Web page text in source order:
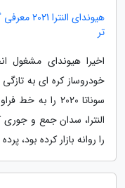
هیوندای
تر
اخیرا هیوندای مشغول
خودروساز کره ای به
سوناتا 2020 را
النترا، سدان جمع و
را روانه بازار کرده بود،